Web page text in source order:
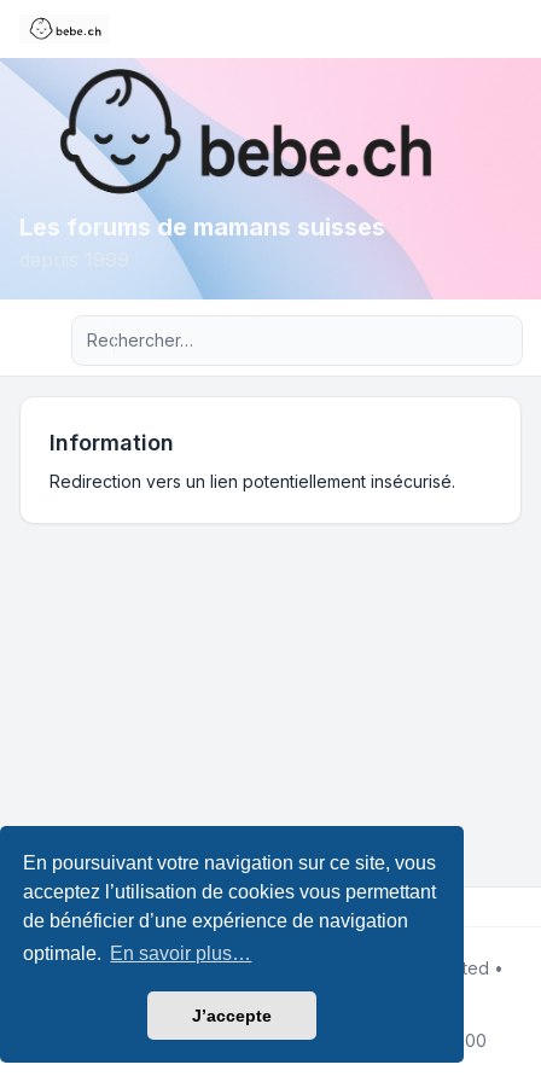
En poursuivant votre navigation sur ce site, vous
acceptez l’utilisation de cookies vous permettant
de bénéficier d’une expérience de navigation
optimale. En savoir plus…
J’accepte
Les forums de mamans suisses
Recherche avancée
Information
Redirection vers un lien potentiellement insécurisé.
Développé parphpBB® Forum Software © phpBB Limited •
Leenoz.com
Traduction française officielle©
|Conditions|Fuseau horaire sur UTC+02:00